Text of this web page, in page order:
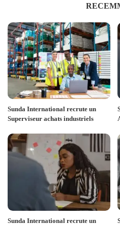
Sunda International recrute un
Superviseur achats industriels
Sunda International recrute un